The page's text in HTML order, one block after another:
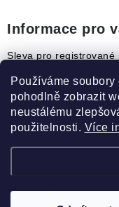
Používáme
pohodlně zobrazit
neustálému
použitelnosti. Více
Informace pro
Sleva pro registrované
Jak uplatnit slevový
Jak nakupovat?
Slovník pojmů